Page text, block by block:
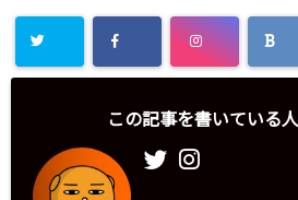
この記事を書いている